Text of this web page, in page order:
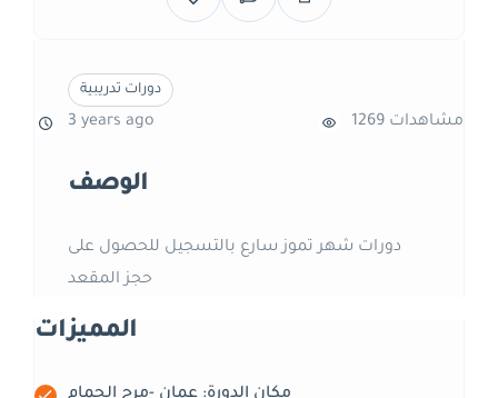
دورات تدريبية
3 years ago 1269 مشاهدات
الوصف
دورات شهر تموز سارع بالتسجيل للحصول على
حجز المقعد
المميزات